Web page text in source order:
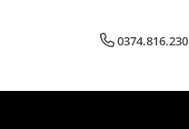
0374.816.230